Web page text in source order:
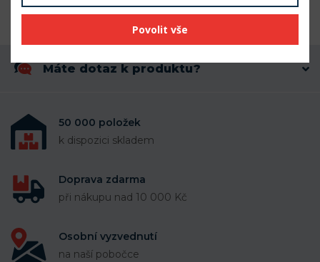
Máte dotaz k produktu?
50 000 položek
k dispozici skladem
Doprava zdarma
při nákupu nad 10 000 Kč
Osobní vyzvednutí
na naší pobočce
Povolit vše